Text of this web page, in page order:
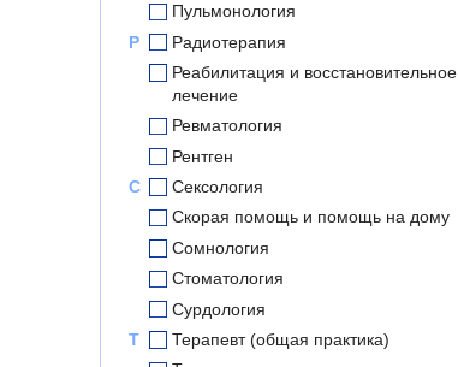
Пульмонология
Р
Радиотерапия
Реабилитация и восстановительное
лечение
Ревматология
Рентген
С
Сексология
Скорая помощь и помощь на дому
Сомнология
Стоматология
Сурдология
Т
Терапевт (общая практика)